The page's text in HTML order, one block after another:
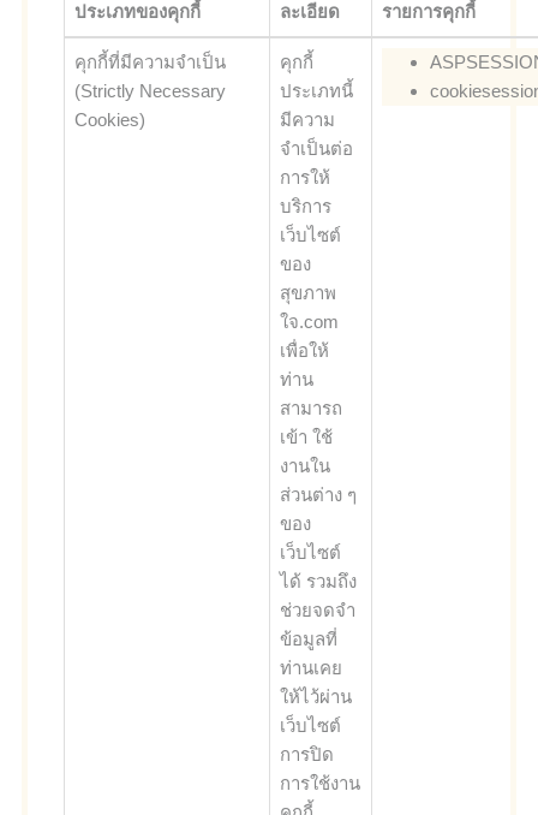
ประเภทของคุกกี้ ละเอียด รายการคุกกี้
คุกกี้ที่มีความจำเป็น
(Strictly Necessary
Cookies)
คุกกี้
ประเภทนี้
มีความ
จำเป็นต่อ
การให้
บริการ
เว็บไซต์
ของ
สุขภาพ
ใจ.com
เพื่อให้
ท่าน
สามารถ
เข้า ใช้
งานใน
ส่วนต่าง ๆ
ของ
เว็บไซต์
ได้ รวมถึง
ช่วยจดจำ
ข้อมูลที่
ท่านเคย
ให้ไว้ผ่าน
เว็บไซต์
การปิด
การใช้งาน